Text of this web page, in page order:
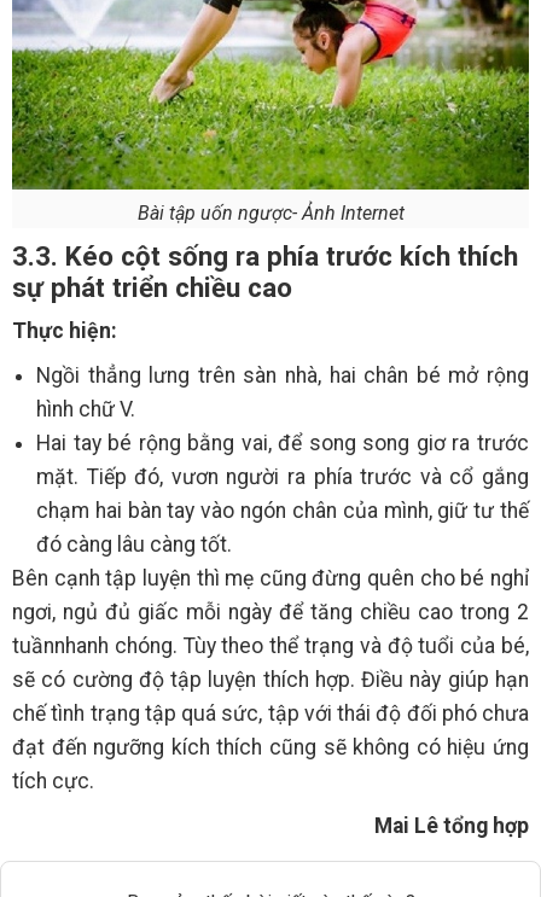
Bài tập uốn ngược- Ảnh Internet
3.3. Kéo cột sống ra phía trước kích thích
sự phát triển chiều cao
Thực hiện:
Ngồi thẳng lưng trên sàn nhà, hai chân bé mở rộng
hình chữ V.
Hai tay bé rộng bằng vai, để song song giơ ra trước
mặt. Tiếp đó, vươn người ra phía trước và cổ gắng
chạm hai bàn tay vào ngón chân của mình, giữ tư thế
đó càng lâu càng tốt.
Bên cạnh tập luyện thì mẹ cũng đừng quên cho bé nghỉ
ngơi, ngủ đủ giấc mỗi ngày để tăng chiều cao trong 2
tuầnnhanh chóng. Tùy theo thể trạng và độ tuổi của bé,
sẽ có cường độ tập luyện thích hợp. Điều này giúp hạn
chế tình trạng tập quá sức, tập với thái độ đối phó chưa
đạt đến ngưỡng kích thích cũng sẽ không có hiệu ứng
tích cực.
Mai Lê tổng hợp